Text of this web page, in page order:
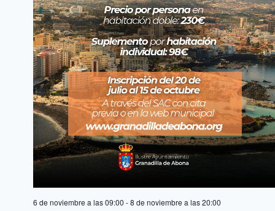
6 de noviembre a las 09:00 -8 de noviembre a las 20:00